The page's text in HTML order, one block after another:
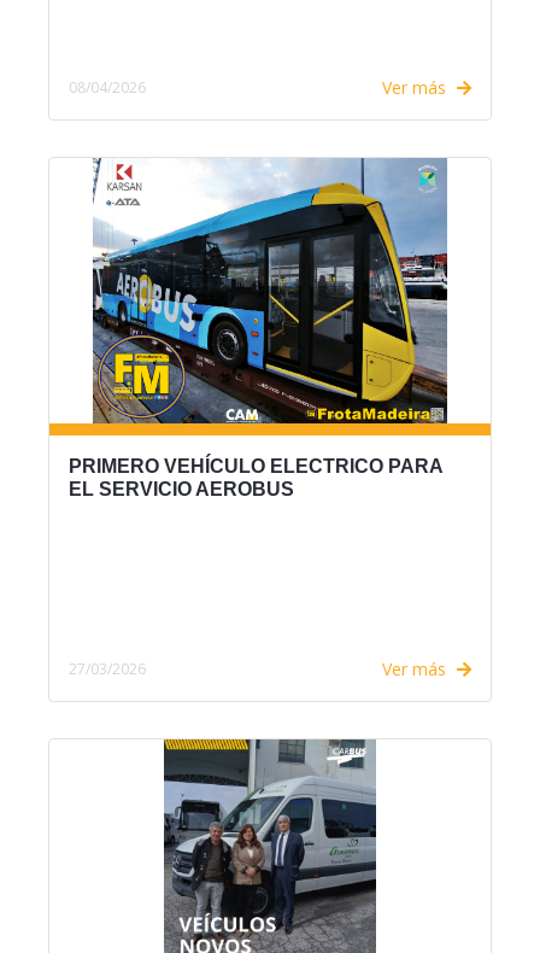
08/04/2026 Ver más
PRIMERO VEHÍCULO ELECTRICO PARA
EL SERVICIO AEROBUS
27/03/2026 Ver más